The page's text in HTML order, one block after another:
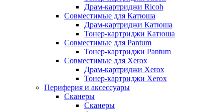
Драм-картриджи Ricoh
Совместимые для Катюша
Драм-картриджи Катюша
Тонер-картриджи Катюша
Совместимые для Pantum
Тонер-картриджи Pantum
Совместимые для Xerox
Драм-картриджи Xerox
Тонер-картриджи Xerox
Периферия и аксессуары
Сканеры
Сканеры